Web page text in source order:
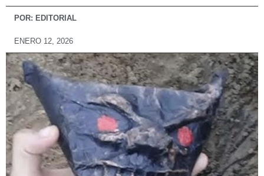
POR: EDITORIAL
ENERO 12, 2026